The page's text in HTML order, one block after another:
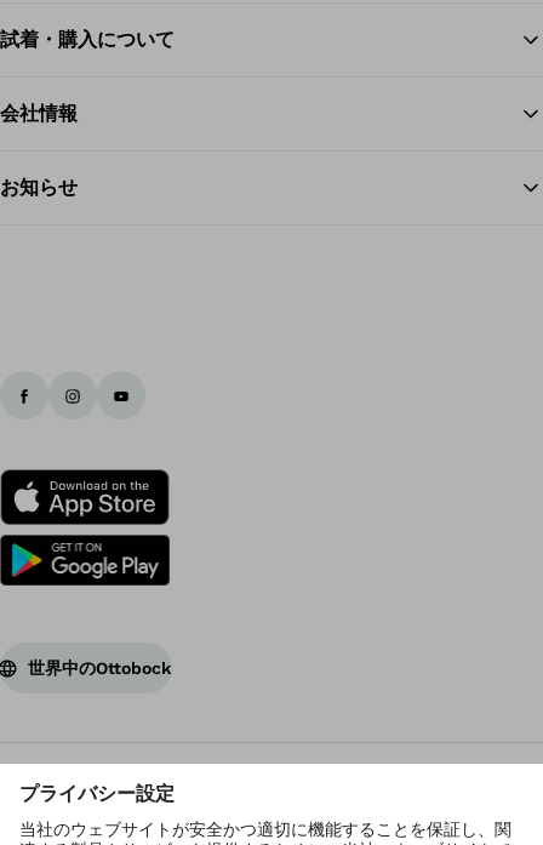
試着・購入について
会社情報
お知らせ
世界中のOttobock
プライバシーの設定